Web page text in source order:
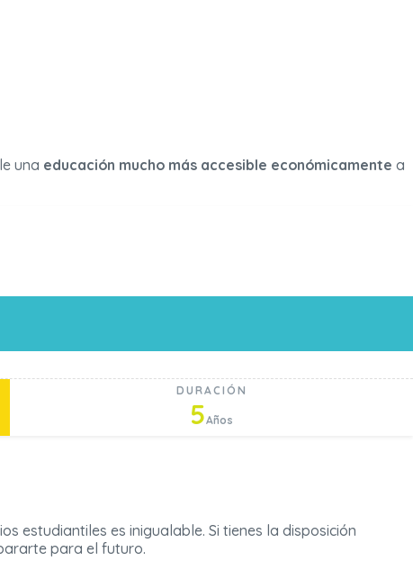
una educación mucho más accesible económicamente a
DURACIÓN
5Años
estudiantiles es inigualable. Si tienes la disposición
para el futuro.